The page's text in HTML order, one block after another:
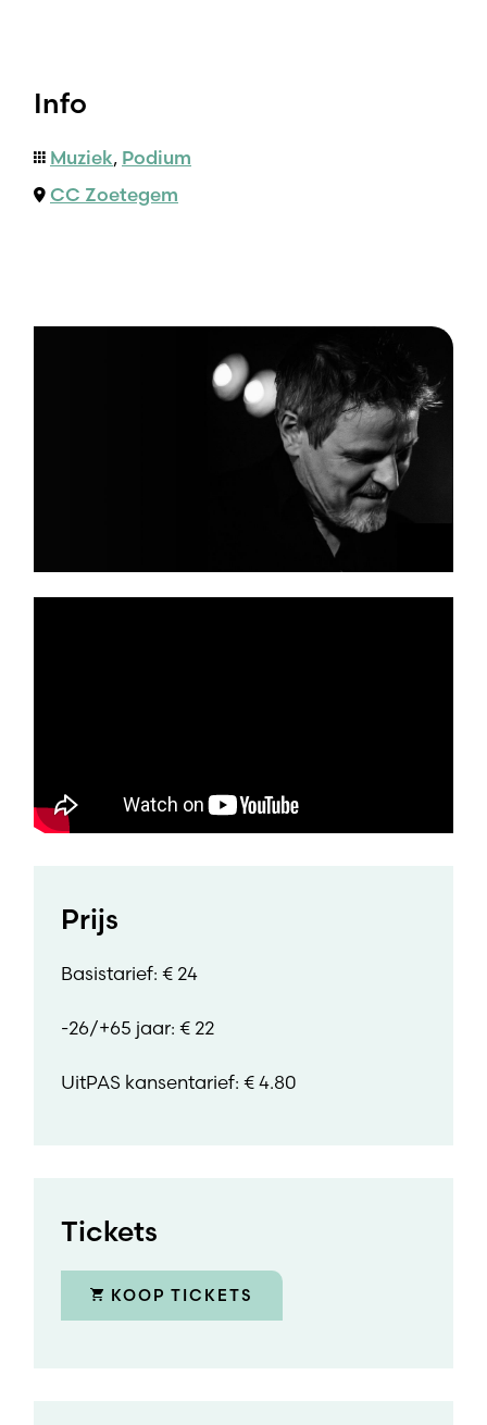
Info
Muziek, Podium
CC Zoetegem
Prijs
Basistarief: € 24
-26/+65 jaar: € 22
UitPAS kansentarief: € 4.80
Tickets
KOOP TICKETS